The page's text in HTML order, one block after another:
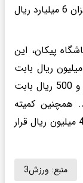
کمیته وضعیت نسبت به دعوی خواهان به میزان 6 میلیارد ریال
پیکان، این
باشگاه به پرداخت مبلغ یک میلیارد و 453 میلیون ریال بابت
اصل خواسته و مبلغ 55 میلیون و 940 هزار و 500 ریال بابت
همچنین کمیته
وضعیت نسبت به دعوی خواهان به میزان 47 میلیون ریال قرار
منبع: ورزش3